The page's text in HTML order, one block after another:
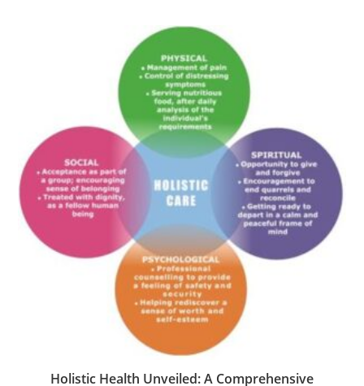
Holistic Health Unveiled: A Comprehensive